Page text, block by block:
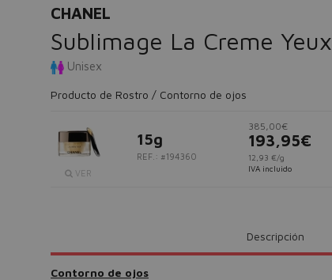
CHANEL
Sublimage La Creme Yeux
Unisex
Producto de Rostro / Contorno de ojos
VER
15g
REF.: #194360
385,00€
193,95€
12,93 €/g
IVA incluido
Descripción
Contorno de ojos